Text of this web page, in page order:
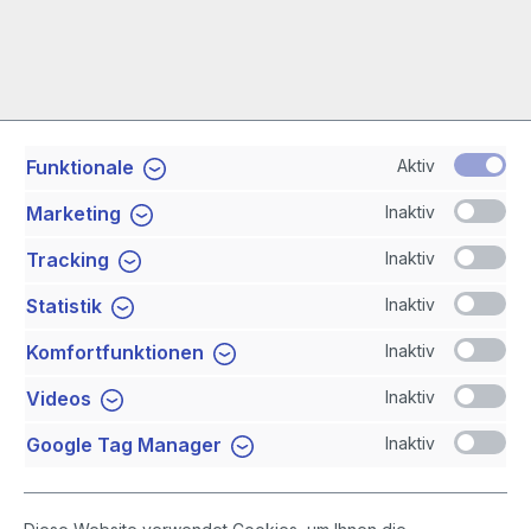
Service-Hotline
Shop Service
Newsletter
Funktionale Aktiv
Marketing Inaktiv
Tracking Inaktiv
Statistik Inaktiv
Komfortfunktionen Inaktiv
Videos Inaktiv
Google Tag Manager Inaktiv